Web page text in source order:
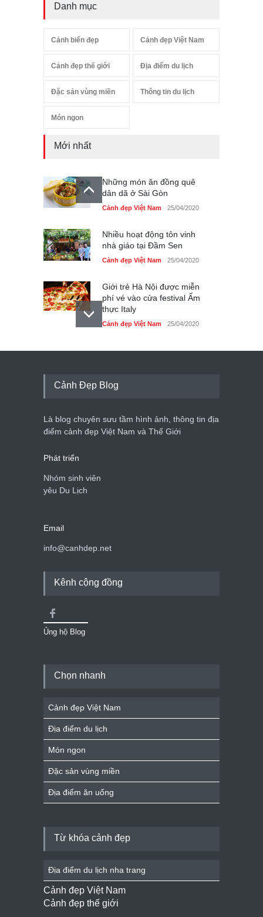
Danh mục
Cảnh biển đẹp Cảnh đẹp Việt Nam
Cảnh đẹp thế giới Địa điểm du lịch
Đặc sản vùng miền Thông tin du lịch
Món ngon
Mới nhất
Những món ăn đồng quê
dân dã ở Sài Gòn
Cảnh đẹp Việt Nam 25/04/2020
Nhiều hoạt động tôn vinh
nhà giáo tại Đầm Sen
Cảnh đẹp Việt Nam 25/04/2020
Giới trẻ Hà Nội được miễn
phí vé vào cửa festival Ẩm
thực Italy
Cảnh đẹp Việt Nam 25/04/2020
Tam giác mạch khoe sắc
du lịch quốc gia
Cảnh đẹp Việt Nam 24/04/2020
Cảnh Đẹp Blog
Là blog chuyên sưu tầm hình ảnh, thông tin địa
điểm cảnh đẹp Việt Nam và Thế Giới
Phát triển
Nhóm sinh viên
yêu Du Lịch
Email
info@canhdep.net
Kênh cộng đồng
Ủng hộ Blog
Chọn nhanh
Cảnh đẹp Việt Nam
Địa điểm du lịch
Món ngon
Đặc sản vùng miền
Địa điểm ăn uống
Từ khóa cảnh đẹp
Địa điểm du lịch nha trang
Cảnh đẹp Việt Nam
Cảnh đẹp thế giới